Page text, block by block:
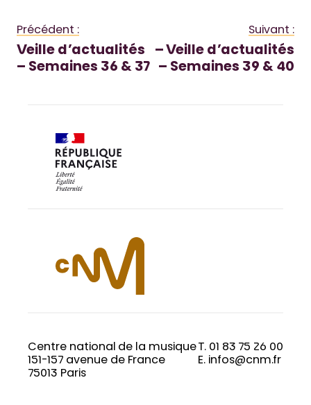
Précédent :
Veille d’actualités
– Semaines 36 & 37
Suivant :
– Veille d’actualités
– Semaines 39 & 40
Centre national de la musique
151-157 avenue de France
75013 Paris
T. 01 83 75 26 00
E. infos@cnm.fr